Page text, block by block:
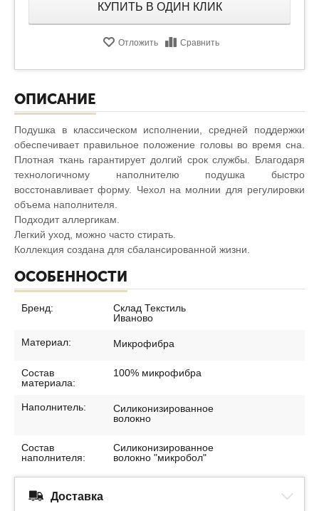
КУПИТЬ В ОДИН КЛИК
Отложить Сравнить
ОПИСАНИЕ
Подушка в классическом исполнении, средней поддержки
обеспечивает правильное положение головы во время сна.
Плотная ткань гарантирует долгий срок службы. Благодаря
технологичному наполнителю подушка быстро
восстонавливает форму. Чехол на молнии для регулировки
объема наполнителя.
Подходит аллергикам.
Легкий уход, можно часто стирать.
Коллекция создана для сбалансированной жизни.
ОСОБЕННОСТИ
Бренд:
Склад Текстиль
Иваново
Материал: Микрофибра
Состав
материала:
100% микрофибра
Наполнитель:
Силиконизированное
волокно
Состав
наполнителя:
Силиконизированное
волокно "микробол"
Доставка